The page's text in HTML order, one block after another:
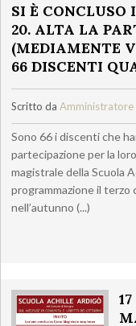
SI È CONCLUSO
20. ALTA LA
(MEDIAMENTE
66 DISCENTI
Scritto daAmministratore
Sono 66 i discenti che
partecipazione per la
magistrale della Scuola
programmazione il terzo
nell’autunno (...)